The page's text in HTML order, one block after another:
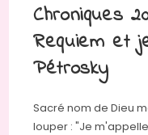
Chroniques
Requiem et
Pétrosky
Sacré nom de Dieu
louper : "Je